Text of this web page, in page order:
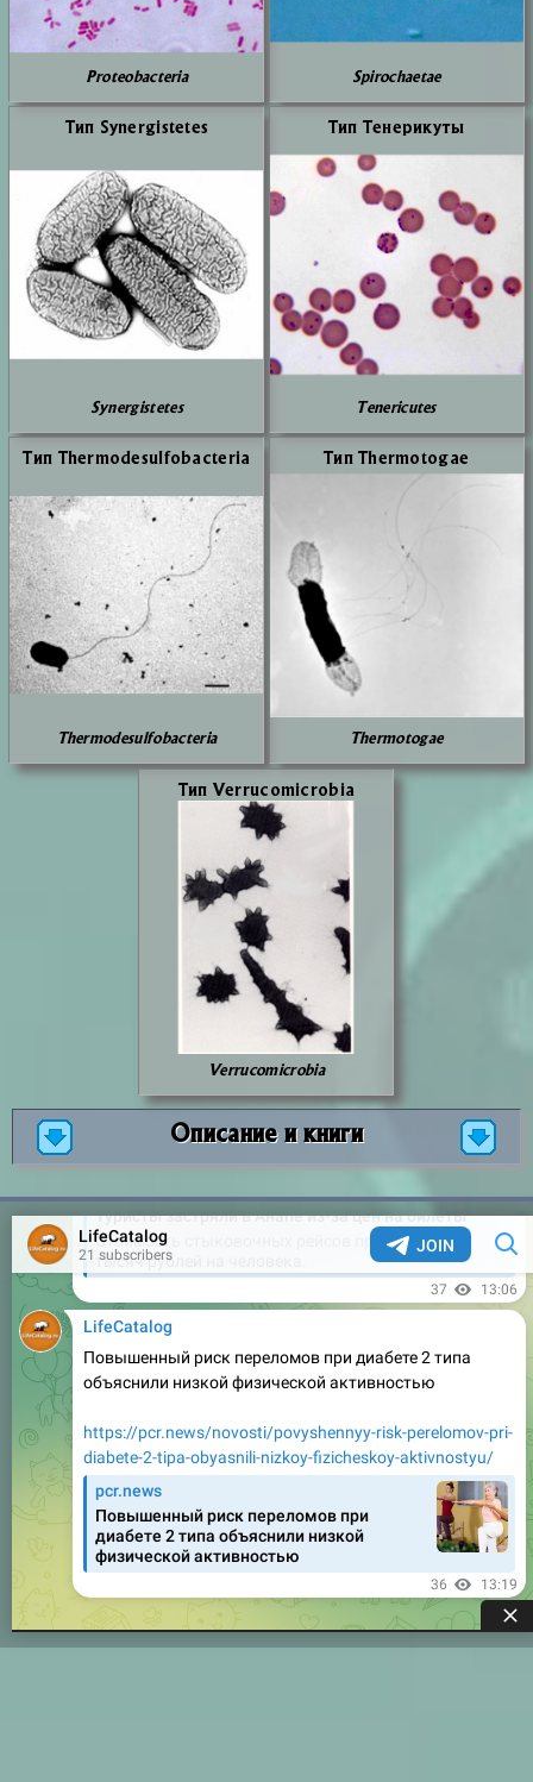
Proteobacteria Spirochaetae
Тип Synergistetes
Synergistetes
Тип Те­не­ри­ку­ты
Tenericutes
Тип Thermodesulfobacteria
Thermodesulfobacteria
Тип Thermotogae
Thermotogae
Тип Verrucomicrobia
Verrucomicrobia
Описание и книги